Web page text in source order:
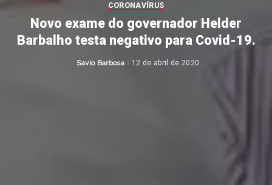
CORONAVÍRUS
Novo exame do governador Helder
Barbalho testa negativo para Covid-19.
Posted
Savio Barbosa 12 de abril de 2020